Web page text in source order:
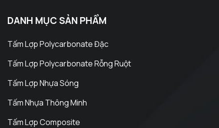
DANH MỤC SẢN PHẨM
Tấm Lợp Polycarbonate Đặc
Tấm Lợp Polycarbonate Rỗng Ruột
Tấm Lợp Nhựa Sóng
Tấm Nhựa Thông Minh
Tấm Lợp Composite